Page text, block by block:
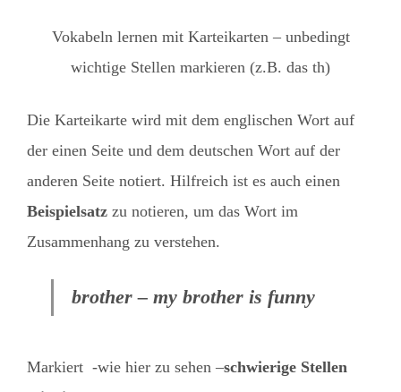
Vokabeln lernen mit Karteikarten – unbedingt
wichtige Stellen markieren (z.B. das th)
Die Karteikarte wird mit dem englischen Wort auf
der einen Seite und dem deutschen Wort auf der
anderen Seite notiert. Hilfreich ist es auch einen
Beispielsatz zu notieren, um das Wort im
Zusammenhang zu verstehen.
brother – my brother is funny
Markiert -wie hier zu sehen –schwierige Stellen